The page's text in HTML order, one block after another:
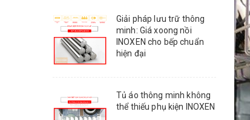
Giải pháp lưu trữ thông
minh: Giá xoong nồi
INOXEN cho bếp chuẩn
hiện đại
Tủ áo thông minh không
thể thiếu phụ kiện INOXEN